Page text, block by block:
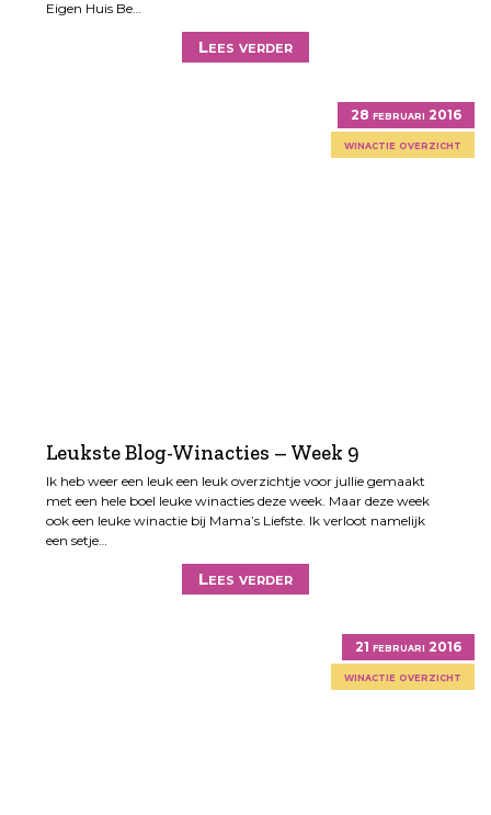
Eigen Huis Be…
Lees verder
28 februari 2016
winactie overzicht
Leukste Blog-Winacties – Week 9
Ik heb weer een leuk een leuk overzichtje voor jullie gemaakt
met een hele boel leuke winacties deze week. Maar deze week
ook een leuke winactie bij Mama’s Liefste. Ik verloot namelijk
een setje…
Lees verder
21 februari 2016
winactie overzicht